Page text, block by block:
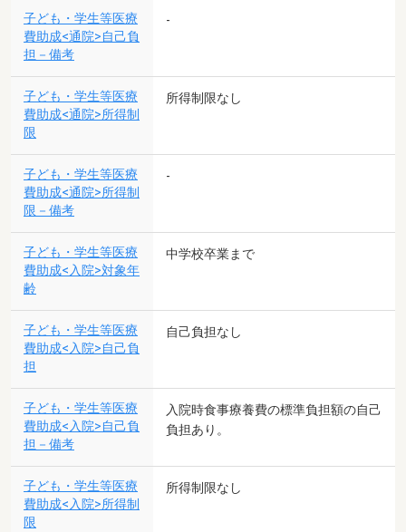
子ども・学生等医療
費助成<通院>自己負
担－備考
-
子ども・学生等医療
費助成<通院>所得制
限
所得制限なし
子ども・学生等医療
費助成<通院>所得制
限－備考
-
子ども・学生等医療
費助成<入院>対象年
齢
中学校卒業まで
子ども・学生等医療
費助成<入院>自己負
担
自己負担なし
子ども・学生等医療
費助成<入院>自己負
担－備考
入院時食事療養費の標準負担額の自己
負担あり。
子ども・学生等医療
費助成<入院>所得制
限
所得制限なし